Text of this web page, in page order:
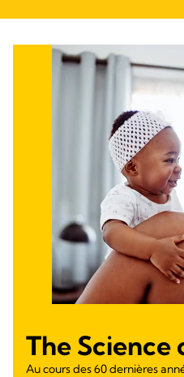
The Science
Au cours des 60 dernières